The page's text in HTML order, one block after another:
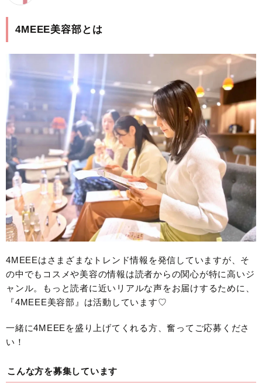
4MEEE美容部とは
4MEEEはさまざまなトレンド情報を発信していますが、そ
の中でもコスメや美容の情報は読者からの関心が特に高いジ
ャンル。もっと読者に近いリアルな声をお届けするために、
『4MEEE美容部』は活動しています♡
一緒に4MEEEを盛り上げてくれる方、奮ってご応募くださ
い！
こんな方を募集しています